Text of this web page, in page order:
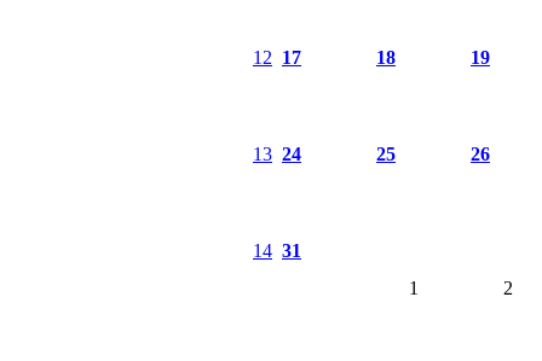
12 17 18 19
13 24 25 26
14 31
1
2